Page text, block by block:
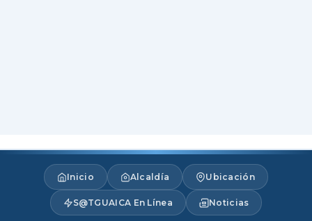
Inicio Alcaldía Ubicación
S@TGUAICA En Línea Noticias